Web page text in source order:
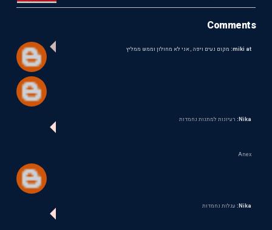
Comments
miki at: מקום נעים ויפה , אני לא מחולון וממש ממליץ
Nika: רעיונות למתנות נחמדות
Anex
Nika: עגלות נחמדות